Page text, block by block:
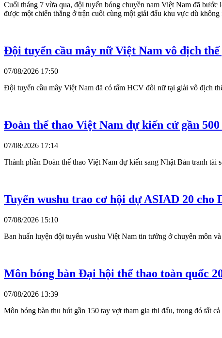
Cuối tháng 7 vừa qua, đội tuyển bóng chuyền nam Việt Nam đã
được một chiến thắng ở trận cuối cùng một giải đấu khu vực dù
Đội tuyển cầu mây nữ Việt Nam vô địch
07/08/2026 17:50
Đội tuyển cầu mây Việt Nam đã có tấm HCV đôi nữ tại giải vô địch
Đoàn thể thao Việt Nam dự kiến cử gần
07/08/2026 17:14
Thành phần Đoàn thể thao Việt Nam dự kiến sang Nhật Bản tranh tài
Tuyển wushu trao cơ hội dự ASIAD 20
07/08/2026 15:10
Ban huấn luyện đội tuyển wushu Việt Nam tin tưởng ở chuyên môn
Môn bóng bàn Đại hội thể thao toàn quốc
07/08/2026 13:39
Môn bóng bàn thu hút gần 150 tay vợt tham gia thi đấu, trong đó tất